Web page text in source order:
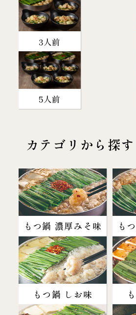
3人前
5人前
カテゴリから探す
もつ鍋 濃厚みそ味 も
もつ鍋 しお味